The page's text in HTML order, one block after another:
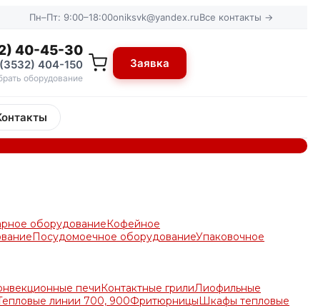
Пн–Пт: 9:00–18:00oniksvk@yandex.ruВсе контакты →
40-45-30
404-150
оборудование
Заявка
оборудованиеКофейное
Посудомоечное оборудованиеУпаковочное
печиКонтактные грилиЛиофильные
линии 700, 900ФритюрницыШкафы тепловые